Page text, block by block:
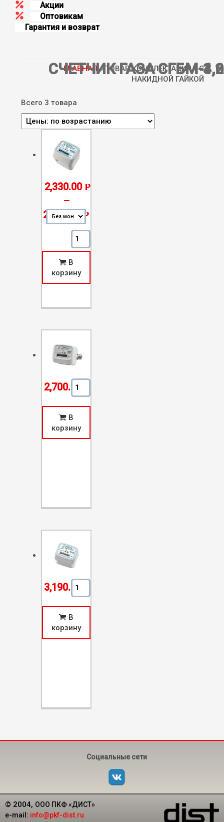
Aкции
Оптовикам
Гарантия и возврат
ГЛАВНАЯ » ТОВАР КОМПЛЕКТАЦИЯ » C
НАКИДНОЙ ГАЙКОЙ
Всего 3 товара
СЧЕТЧИК ГАЗА СГБМ-1,6
2,330.00Р
–
2,530.00 Р
Количество Счетчик Газа СГБМ-1,6
В
корзину
СЧЕТЧИК ГАЗА СГБМ-3,2
2,700.00Количество Счетчик Газа СГБМ-3,2
В
корзину
СЧЕТЧИК ГАЗА СГБМ-4,0
3,190.00Количество Счетчик Газа СГБМ-4,0
В
корзину
Социальные сети
© 2004, ООО ПКФ «ДИСТ»
e-mail: info@pkf-dist.ru